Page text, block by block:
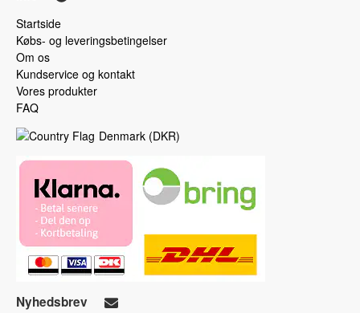
Startside
Købs- og leveringsbetingelser
Om os
Kundservice og kontakt
Vores produkter
FAQ
Denmark (DKR)
Nyhedsbrev